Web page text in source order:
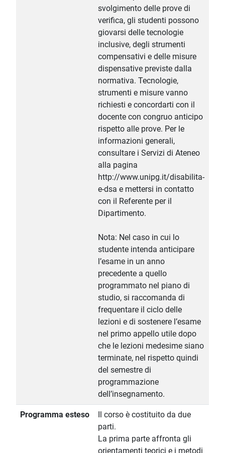
svolgimento delle prove di
verifica, gli studenti possono
giovarsi delle tecnologie
inclusive, degli strumenti
compensativi e delle misure
dispensative previste dalla
normativa. Tecnologie,
strumenti e misure vanno
richiesti e concordarti con il
docente con congruo anticipo
rispetto alle prove. Per le
informazioni generali,
consultare i Servizi di Ateneo
alla pagina
http://www.unipg.it/disabilita-
e-dsa e mettersi in contatto
con il Referente per il
Dipartimento.
Nota: Nel caso in cui lo
studente intenda anticipare
l’esame in un anno
precedente a quello
programmato nel piano di
studio, si raccomanda di
frequentare il ciclo delle
lezioni e di sostenere l’esame
nel primo appello utile dopo
che le lezioni medesime siano
terminate, nel rispetto quindi
del semestre di
programmazione
dell’insegnamento.
Programma esteso
Il corso è costituito da due
parti.
La prima parte affronta gli
orientamenti teorici e i metodi